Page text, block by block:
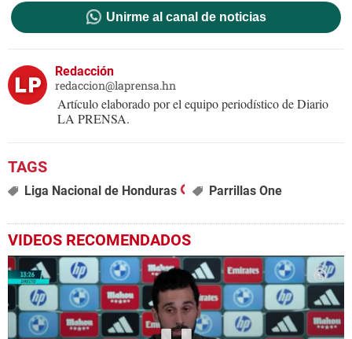
Unirme al canal de noticias
Redacción
redaccion@laprensa.hn
Artículo elaborado por el equipo periodístico de Diario
LA PRENSA.
Liga Nacional de Honduras Parrillas One
VIDEOS RECOMENDADOS